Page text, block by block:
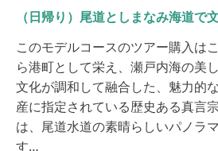
（日帰り）尾道としまなみ海道で
このモデルコースのツアー購入は
ら港町として栄え、瀬戸内海の美
文化が調和して融合した、魅力的
産に指定されている歴史ある真言
は、尾道水道の素晴らしいパノラ
す…